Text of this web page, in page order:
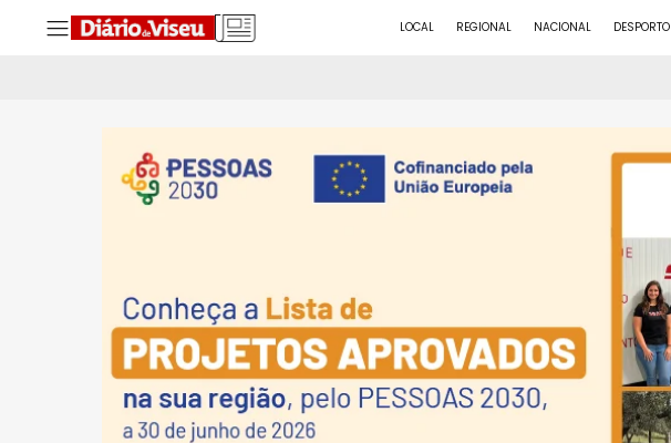
LOCAL REGIONAL NACIONAL DESPORTO